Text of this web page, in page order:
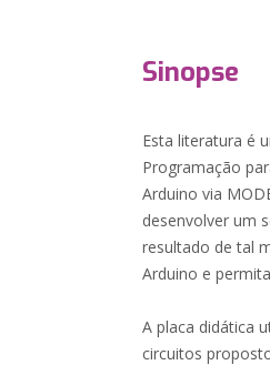
Sinopse
Esta literatura é
Programação
Arduino via
desenvolver um
resultado de tal
Arduino e
A placa didática
circuitos